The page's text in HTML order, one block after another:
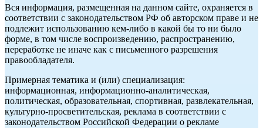
Вся информация, размещенная на данном сайте, охраняется в
соответствии с законодательством РФ об авторском праве и не
подлежит использованию кем-либо в какой бы то ни было
форме, в том числе воспроизведению, распространению,
переработке не иначе как с письменного разрешения
правообладателя.
Примерная тематика и (или) специализация:
информационная, информационно-аналитическая,
политическая, образовательная, спортивная, развлекательная,
культурно-просветительская, реклама в соответствии с
законодательством Российской Федерации о рекламе